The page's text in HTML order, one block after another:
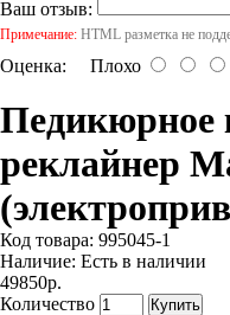
Ваш отзыв:
Примечание: HTML разметка не
Оценка: Плохо
Педикюрное
реклайнер
Код товара: 995045-1
Наличие: Есть в наличии
49850р.
Количество
Купить